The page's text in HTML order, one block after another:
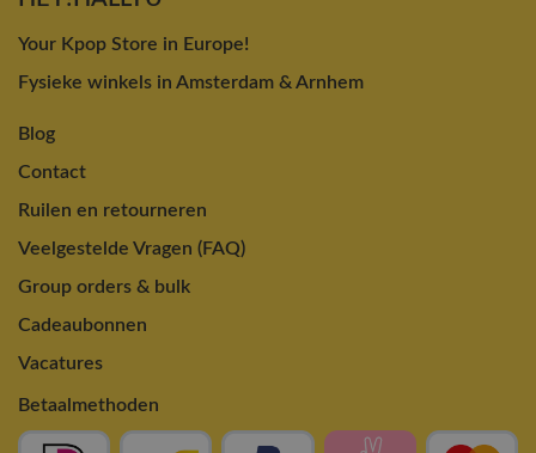
Your Kpop Store in Europe!
Fysieke winkels in Amsterdam & Arnhem
Blog
Contact
Ruilen en retourneren
Veelgestelde Vragen (FAQ)
Group orders & bulk
Cadeaubonnen
Vacatures
Betaalmethoden